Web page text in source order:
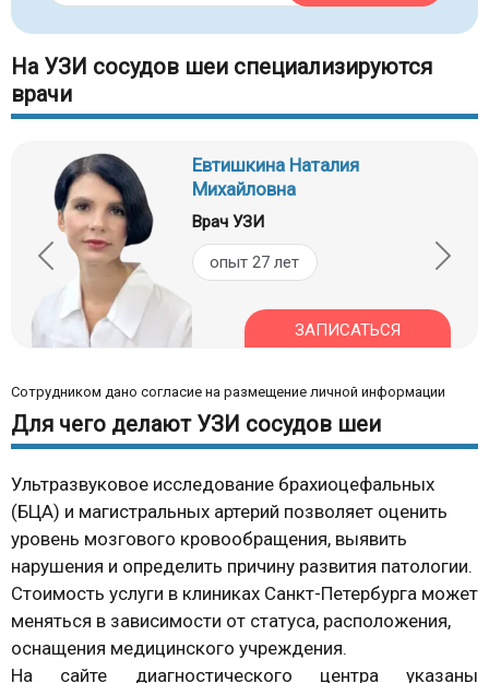
На УЗИ сосудов шеи специализируются
врачи
Евтишкина Наталия
Михайловна
Врач УЗИ
опыт 27 лет
ЗАПИСАТЬСЯ
Сотрудником дано согласие на размещение личной информации
Для чего делают УЗИ сосудов шеи
Ультразвуковое исследование брахиоцефальных
(БЦА) и магистральных артерий позволяет оценить
уровень мозгового кровообращения, выявить
нарушения и определить причину развития патологии.
Стоимость услуги в клиниках Санкт-Петербурга может
меняться в зависимости от статуса, расположения,
оснащения медицинского учреждения.
На сайте диагностического центра указаны